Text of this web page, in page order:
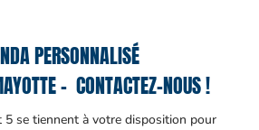
PERSONNALISÉ
– CONTACTEZ-NOUS !
5 se tiennent à votre disposition pour